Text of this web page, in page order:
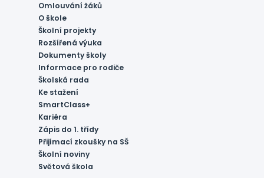
Omlouvání žáků
O škole
Školní projekty
Rozšířená výuka
Dokumenty školy
Informace pro rodiče
Školská rada
Ke stažení
SmartClass+
Kariéra
Zápis do 1. třídy
Přijímací zkoušky na SŠ
Školní noviny
Světová škola